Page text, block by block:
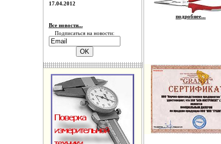
17.04.2012
Все новости...
Подписаться на новости:
подробнее...